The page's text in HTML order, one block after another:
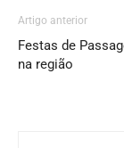
Artigo anterior
Festas de
na região